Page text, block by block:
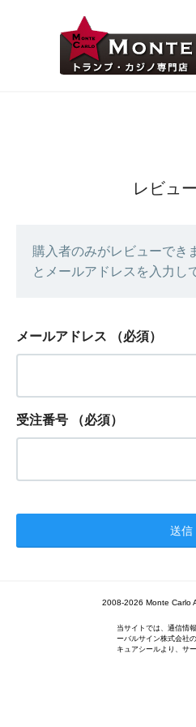
レビュ
購入者のみがレビューでき
とメールアドレスを入力し
メールアドレス （必須）
受注番号 （必須）
2008-2026 Monte Carlo
当サイトでは、通信情
ーバルサイン株式会社
キュアシールより、サ